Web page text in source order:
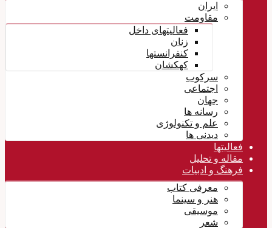
ایران
مقاومت
فعالیتهای داخل
زنان
کنفرانستها
کهکشان
سرکوب
اجتماعی
جهان
رسانه ها
علم و تکنولوژی
دیدنی ها
فعالیتها
مقاله و تحلیل
فرهنگ و ادبیات
معرفی کتاب
هنر و سینما
موسیقی
شعر